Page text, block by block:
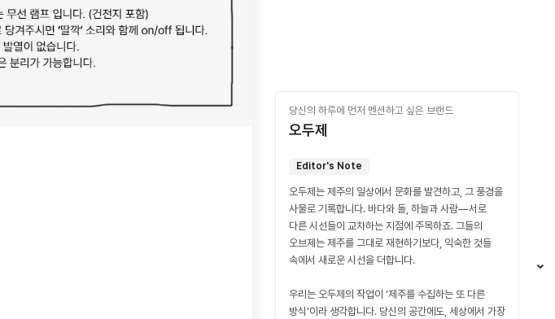
당신의 하루에 먼저 멘션하고 싶은 브랜드
오두제
Editor's Note
오두제는 제주의 일상에서 문화를 발견하고, 그 풍경을
사물로 기록합니다. 바다와 돌, 하늘과 사람—서로
다른 시선들이 교차하는 지점에 주목하죠. 그들의
오브제는 제주를 그대로 재현하기보다, 익숙한 것들
속에서 새로운 시선을 더합니다.
우리는 오두제의 작업이 ‘제주를 수집하는 또 다른
방식’이라 생각합니다. 당신의 공간에도, 세상에서 가장